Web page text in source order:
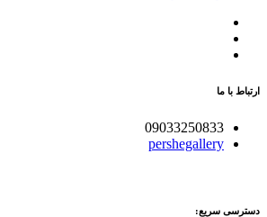
ارتباط با ما
09033250833
pershegallery
دسترسی سریع: